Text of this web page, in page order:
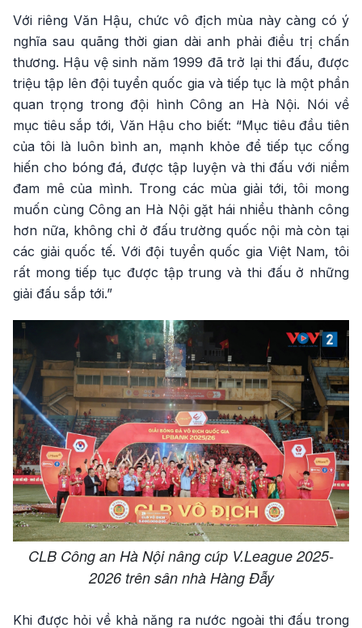
Với riêng Văn Hậu, chức vô địch mùa này càng có ý
nghĩa sau quãng thời gian dài anh phải điều trị chấn
thương. Hậu vệ sinh năm 1999 đã trở lại thi đấu, được
triệu tập lên đội tuyển quốc gia và tiếp tục là một phần
quan trọng trong đội hình Công an Hà Nội. Nói về
mục tiêu sắp tới, Văn Hậu cho biết: “Mục tiêu đầu tiên
của tôi là luôn bình an, mạnh khỏe để tiếp tục cống
hiến cho bóng đá, được tập luyện và thi đấu với niềm
đam mê của mình. Trong các mùa giải tới, tôi mong
muốn cùng Công an Hà Nội gặt hái nhiều thành công
hơn nữa, không chỉ ở đấu trường quốc nội mà còn tại
các giải quốc tế. Với đội tuyển quốc gia Việt Nam, tôi
rất mong tiếp tục được tập trung và thi đấu ở những
giải đấu sắp tới.”
CLB Công an Hà Nội nâng cúp V.League 2025-
2026 trên sân nhà Hàng Đẫy
Khi được hỏi về khả năng ra nước ngoài thi đấu trong